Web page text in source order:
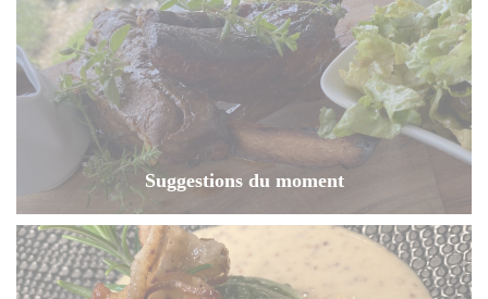
Suggestions du moment